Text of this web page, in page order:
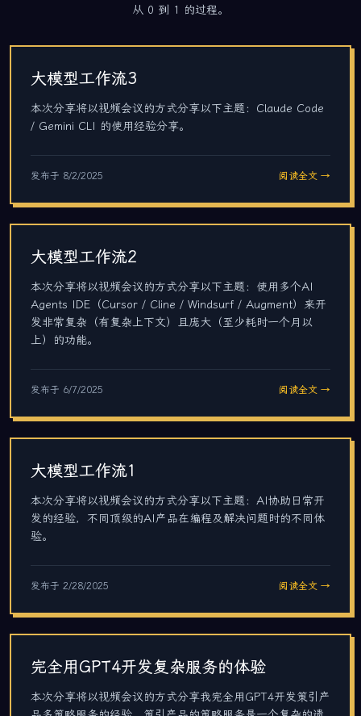
从 0 到 1 的过程。
大模型工作流3
本次分享将以视频会议的方式分享以下主题：Claude Code
/ Gemini CLI 的使用经验分享。
发布于 8/2/2025 阅读全文 →
大模型工作流2
本次分享将以视频会议的方式分享以下主题：使用多个AI
Agents IDE（Cursor / Cline / Windsurf / Augment）来开
发非常复杂（有复杂上下文）且庞大（至少耗时一个月以
上）的功能。
发布于 6/7/2025 阅读全文 →
大模型工作流1
本次分享将以视频会议的方式分享以下主题：AI协助日常开
发的经验，不同顶级的AI产品在编程及解决问题时的不同体
验。
发布于 2/28/2025 阅读全文 →
完全用GPT4开发复杂服务的体验
本次分享将以视频会议的方式分享我完全用GPT4开发策引产